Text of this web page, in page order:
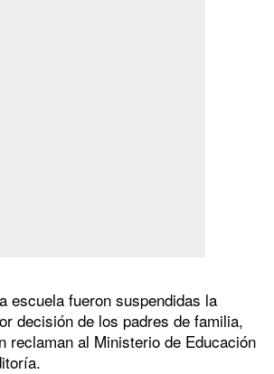
escuela fueron suspendidas la
decisión de los padres de familia,
reclaman al Ministerio de Educación